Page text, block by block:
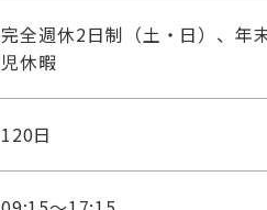
完全週休2日制（土・日）、年
児休暇
120日